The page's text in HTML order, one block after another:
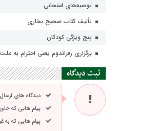
توصیه‌های امتحانی
تألیف کتاب صحیح بخاری
پنج ویژگی کودکان
برگزاری رفراندوم یعنی احترام به
ثبت دیدگاه
دیدگاه های
پیام هایی که
پیام هایی که به